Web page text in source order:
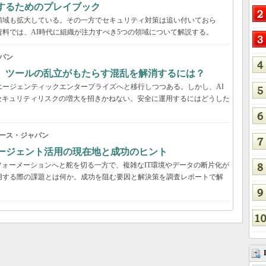
るためのプレイブック
も拡大している。その一方でセキュリティ対策は追い付いておら
では、AI時代に組織が注力すべき5つの領域について解説する。
ン
ールの乱立がもたらす混乱を解消するには？
ジェンティックエンタープライズへと移行しつつある。しかし、AI
ュリティリスクの増大を招きかねない。安全に運用するにはどうした
ス・ジャパン
ェント活用の現在地と成功のヒント
ーメーションへと舵を切る一方で、複雑なIT環境やデータの断片化が
る際の課題とは何か。成功を阻む要因と解決策を調査レポートで解